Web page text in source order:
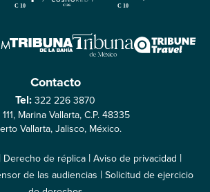
Contacto
Tel:322 226 3870
Marina Vallarta, C.P. 48335
Vallarta, Jalisco, México.
| Derecho de réplica |Aviso de privacidad |
de las audiencias |Solicitud de ejercicio